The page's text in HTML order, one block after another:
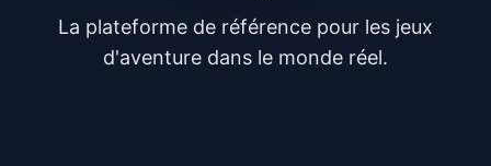
La plateforme de référence pour les jeux
d'aventure dans le monde réel.